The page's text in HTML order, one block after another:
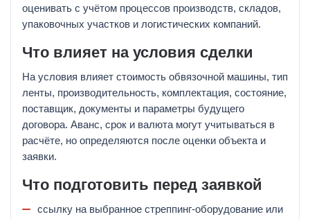
оценивать с учётом процессов производств, складов,
упаковочных участков и логистических компаний.
Что влияет на условия сделки
На условия влияет стоимость обвязочной машины, тип
ленты, производительность, комплектация, состояние,
поставщик, документы и параметры будущего
договора. Аванс, срок и валюта могут учитываться в
расчёте, но определяются после оценки объекта и
заявки.
Что подготовить перед заявкой
ссылку на выбранное стреппинг-оборудование или